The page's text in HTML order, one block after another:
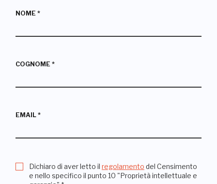
NOME *
COGNOME *
EMAIL *
Dichiaro di aver letto il regolamento del Censimento
e nello specifico il punto 10 "Proprietà intellettuale e